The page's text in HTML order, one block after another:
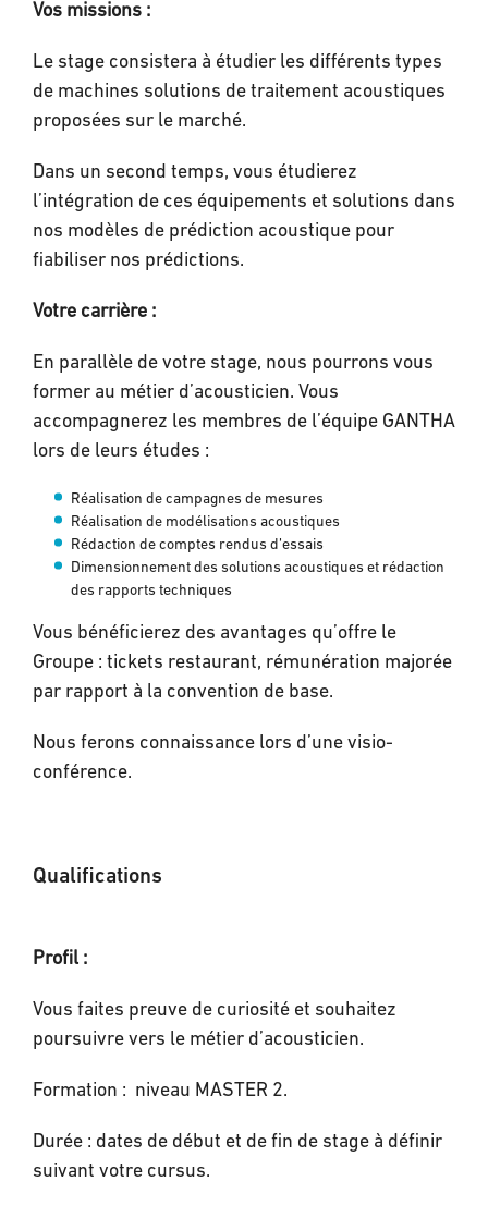
Vos missions :
Le stage consistera à étudier les différents types
de machines solutions de traitement acoustiques
proposées sur le marché.
Dans un second temps, vous étudierez
l’intégration de ces équipements et solutions dans
nos modèles de prédiction acoustique pour
fiabiliser nos prédictions.
Votre carrière :
En parallèle de votre stage, nous pourrons vous
former au métier d’acousticien. Vous
accompagnerez les membres de l’équipe GANTHA
lors de leurs études :
Réalisation de campagnes de mesures
Réalisation de modélisations acoustiques
Rédaction de comptes rendus d’essais
Dimensionnement des solutions acoustiques et rédaction
des rapports techniques
Vous bénéficierez des avantages qu’offre le
Groupe : tickets restaurant, rémunération majorée
par rapport à la convention de base.
Nous ferons connaissance lors d’une visio-
conférence.
Qualifications
Profil :
Vous faites preuve de curiosité et souhaitez
poursuivre vers le métier d’acousticien.
Formation : niveau MASTER 2.
Durée : dates de début et de fin de stage à définir
suivant votre cursus.